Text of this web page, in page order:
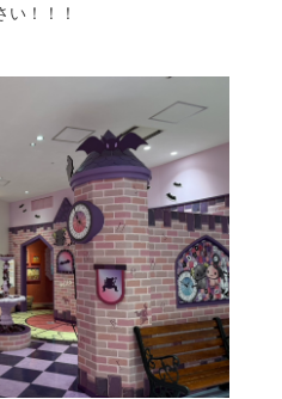
！！！